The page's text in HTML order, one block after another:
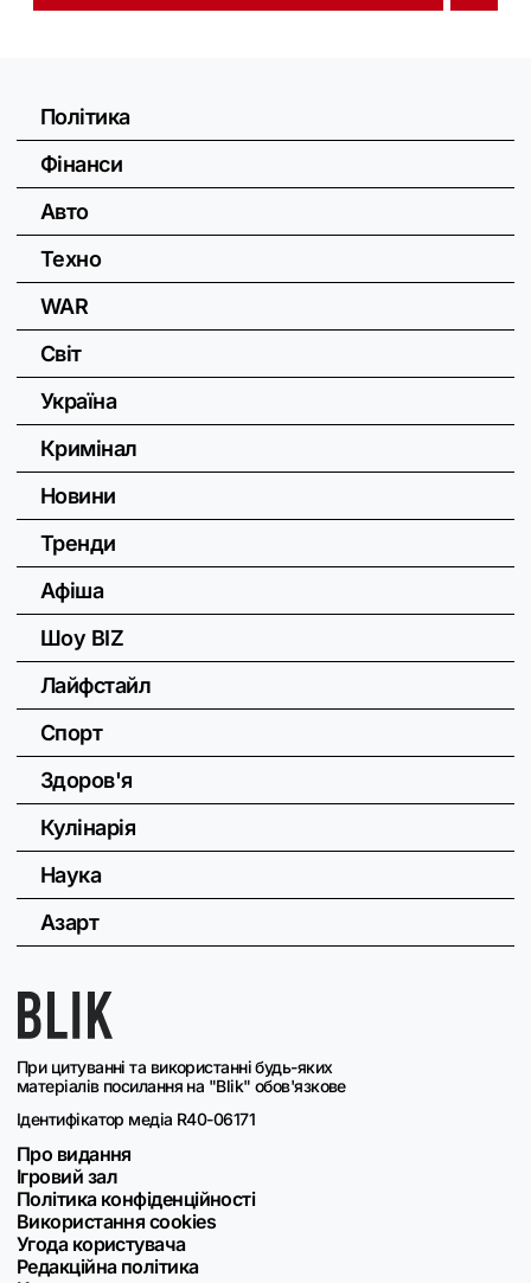
При цитуванні та використанні будь-яких
матеріалів посилання на "Blik" обов'язкове
Ідентифікатор медіа R40-06171
Про видання
Ігровий зал
Політика конфіденційності
Використання cookies
Угода користувача
Редакційна політика
Політика
Фінанси
Авто
Техно
WAR
Світ
Україна
Кримінал
Новини
Тренди
Афіша
Шоу BIZ
Лайфстайл
Спорт
Здоров'я
Кулінарія
Наука
Азарт